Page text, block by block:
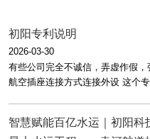
初阳专利说明
2026-03-30
有些公司完全不诚信，弄虚作假
航空插座连接方式连接外设 这个
智慧赋能百亿水运｜初阳科